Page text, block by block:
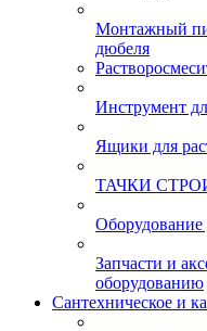
Монтажный
дюбеля
Инструмент
Ящики для
ТАЧКИ
Оборудование
Запчасти и
оборудованию
Сантехническое и